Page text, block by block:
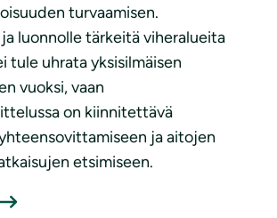
turvaamisen.
luonnolle tärkeitä viheralueita
tule uhrata yksisilmäisen
vuoksi, vaan
on kiinnitettävä
ja aitojen
etsimiseen.